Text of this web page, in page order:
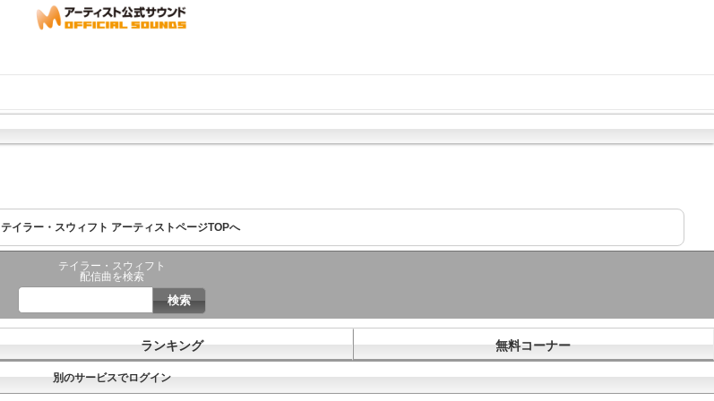
テイラー・スウィフト アーティストページTOPへ
テイラー・スウィフト
配信曲を検索
ランキング 無料コーナー
別のサービスでログイン